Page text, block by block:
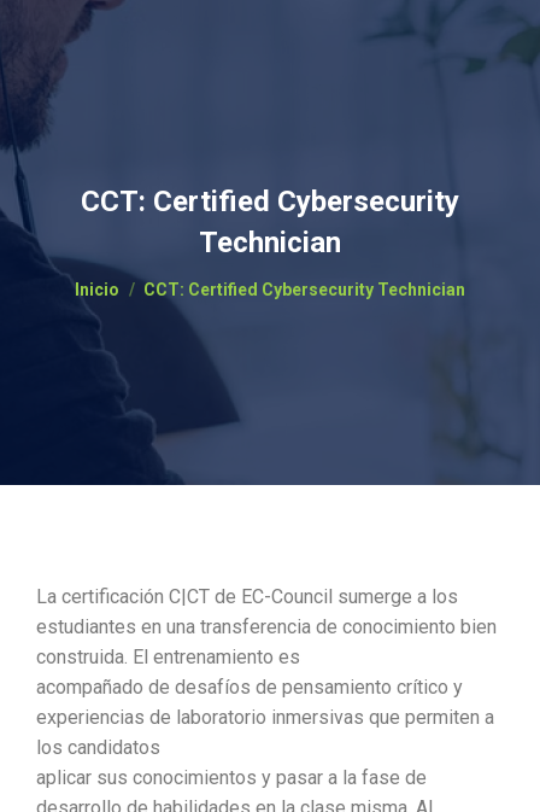
CCT: Certified Cybersecurity
Technician
Estás aquí:
Inicio CCT: Certified Cybersecurity Technician
La certificación C|CT de EC-Council sumerge a los
estudiantes en una transferencia de conocimiento bien
construida. El entrenamiento es
acompañado de desafíos de pensamiento crítico y
experiencias de laboratorio inmersivas que permiten a
los candidatos
aplicar sus conocimientos y pasar a la fase de